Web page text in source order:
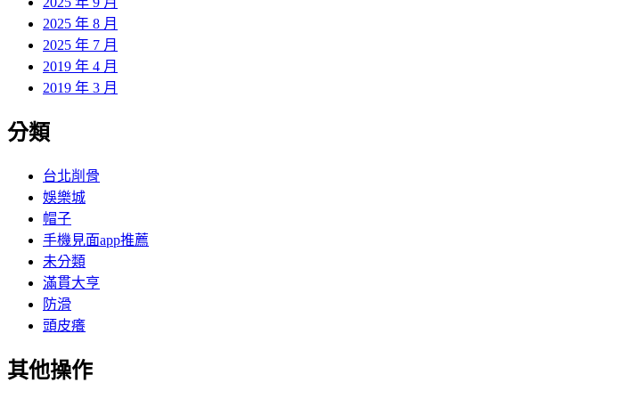
2025 年 8 月
2025 年 7 月
2019 年 4 月
2019 年 3 月
分類
台北削骨
娛樂城
帽子
手機見面app推薦
未分類
滿貫大亨
防滑
頭皮癢
其他操作